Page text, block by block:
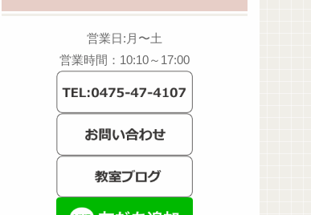
営業日:月〜土
営業時間：10:10～17:00